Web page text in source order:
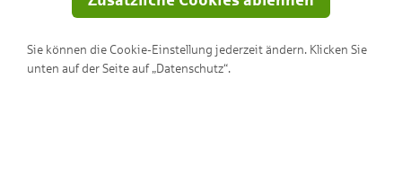
Sie können die Cookie-Einstellung jederzeit ändern. Klicken Sie
unten auf der Seite auf „Datenschutz“.